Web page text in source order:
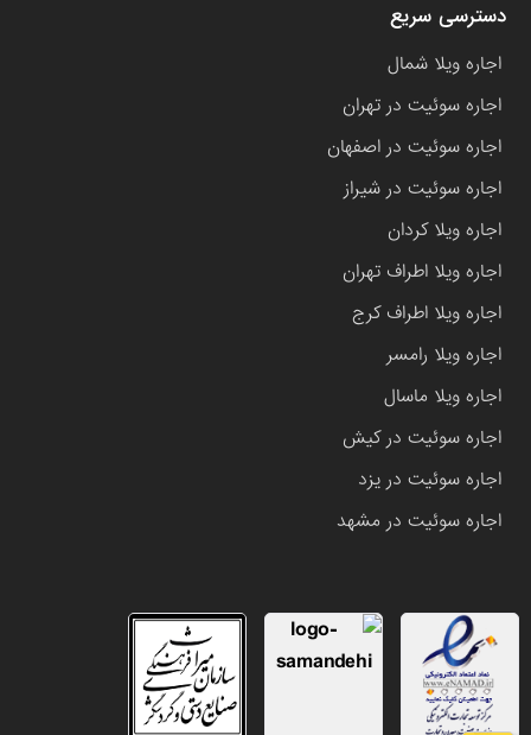
دسترسی سریع
اجاره ویلا شمال
اجاره سوئیت در تهران
اجاره سوئیت در اصفهان
اجاره سوئیت در شیراز
اجاره ویلا کردان
اجاره ویلا اطراف تهران
اجاره ویلا اطراف کرج
اجاره ویلا رامسر
اجاره ویلا ماسال
اجاره سوئیت در کیش
اجاره سوئیت در یزد
اجاره سوئیت در مشهد